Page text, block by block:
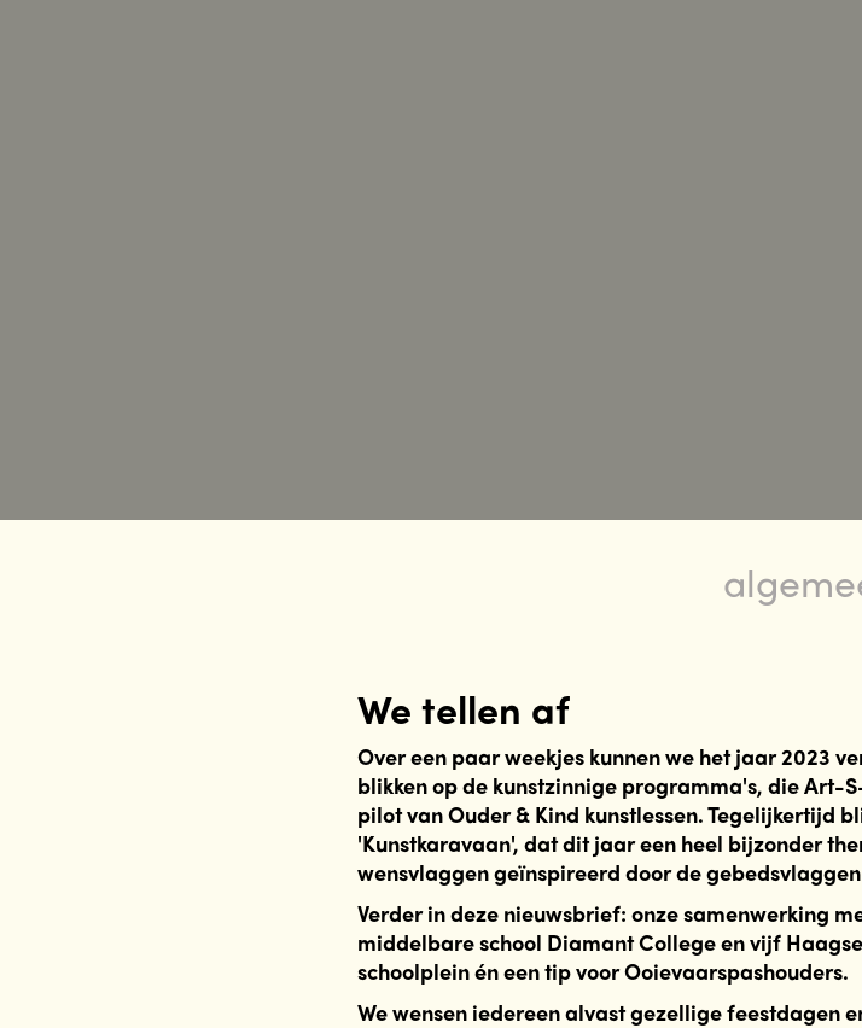
We tellen af
Over een paar weekjes kunnen we het jaar 2023
blikken op de kunstzinnige programma's, die Art-
pilot van Ouder & Kind kunstlessen. Tegelijkertijd
'Kunstkaravaan', dat dit jaar een heel bijzonder
wensvlaggen geïnspireerd door de
Verder in deze nieuwsbrief: onze samenwerking
middelbare school Diamant College en vijf
schoolplein én een tip voor Ooievaarspashouders.
We wensen iedereen alvast gezellige feestdagen